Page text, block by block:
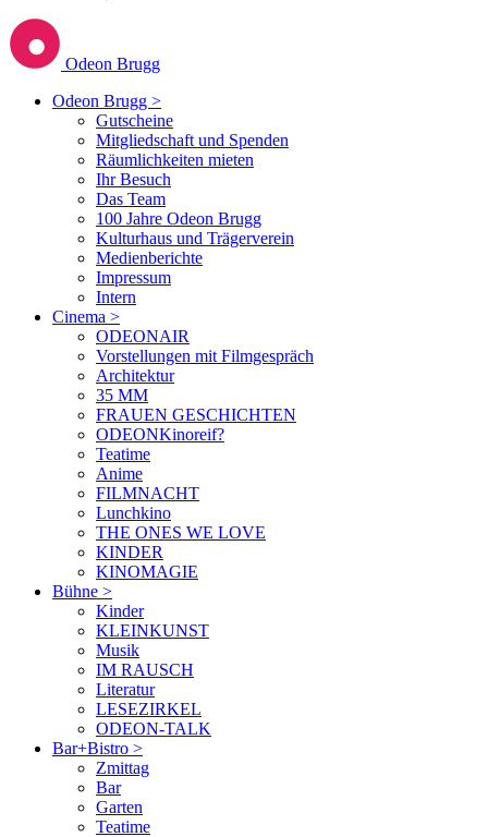
Odeon Brugg
Odeon Brugg >
Gutscheine
Mitgliedschaft und Spenden
Räumlichkeiten mieten
Ihr Besuch
Das Team
100 Jahre Odeon Brugg
Kulturhaus und Trägerverein
Medienberichte
Impressum
Intern
Cinema >
ODEONAIR
Vorstellungen mit Filmgespräch
Architektur
35 MM
FRAUEN GESCHICHTEN
ODEONKinoreif?
Teatime
Anime
FILMNACHT
Lunchkino
THE ONES WE LOVE
KINDER
KINOMAGIE
Bühne >
Kinder
KLEINKUNST
Musik
IM RAUSCH
Literatur
LESEZIRKEL
ODEON-TALK
Bar+Bistro >
Zmittag
Bar
Garten
Teatime